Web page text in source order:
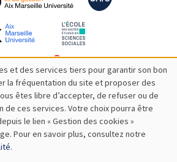
et des services tiers pour garantir son bon
la fréquentation du site et proposer des
êtes libre d’accepter, de refuser ou de
de ces services. Votre choix pourra être
le lien « Gestion des cookies »
Pour en savoir plus, consultez notre
.